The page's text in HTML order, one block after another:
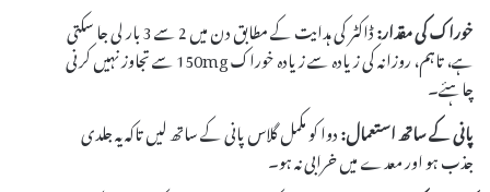
خوراک کی مقدار: ڈاکٹر کی ہدایت کے مطابق دن میں 2 سے 3 بار لی جا سکتی
ہے، تاہم، روزانہ کی زیادہ سے زیادہ خوراک 150mg سے تجاوز نہیں کرنی
چاہئے۔
پانی کے ساتھ استعمال:دوا کو مکمل گلاس پانی کے ساتھ لیں تاکہ یہ جلدی
جذب ہو اور معدے میں خرابی نہ ہو۔